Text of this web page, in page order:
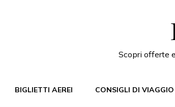
Scopri offerte
BIGLIETTI AEREI CONSIGLI DI VIAGGIO